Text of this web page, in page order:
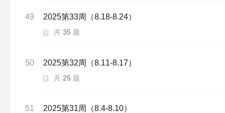
49 2025第33周（8.18-8.24）
共 35 题
50 2025第32周（8.11-8.17）
共 25 题
51 2025第31周（8.4-8.10）